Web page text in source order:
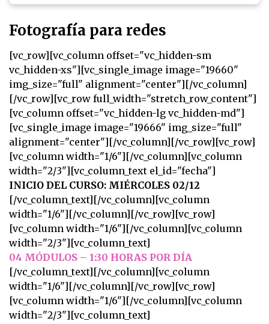
Fotografía para redes
[vc_row][vc_column offset="vc_hidden-sm
vc_hidden-xs"][vc_single_image image="19660"
img_size="full" alignment="center"][/vc_column]
[/vc_row][vc_row full_width="stretch_row_content"]
[vc_column offset="vc_hidden-lg vc_hidden-md"]
[vc_single_image image="19666" img_size="full"
alignment="center"][/vc_column][/vc_row][vc_row]
[vc_column width="1/6"][/vc_column][vc_column
width="2/3"][vc_column_text el_id="fecha"]
INICIO DEL CURSO: MIÉRCOLES 02/12
[/vc_column_text][/vc_column][vc_column
width="1/6"][/vc_column][/vc_row][vc_row]
[vc_column width="1/6"][/vc_column][vc_column
width="2/3"][vc_column_text]
04 MÓDULOS – 1:30 HORAS POR DÍA
[/vc_column_text][/vc_column][vc_column
width="1/6"][/vc_column][/vc_row][vc_row]
[vc_column width="1/6"][/vc_column][vc_column
width="2/3"][vc_column_text]